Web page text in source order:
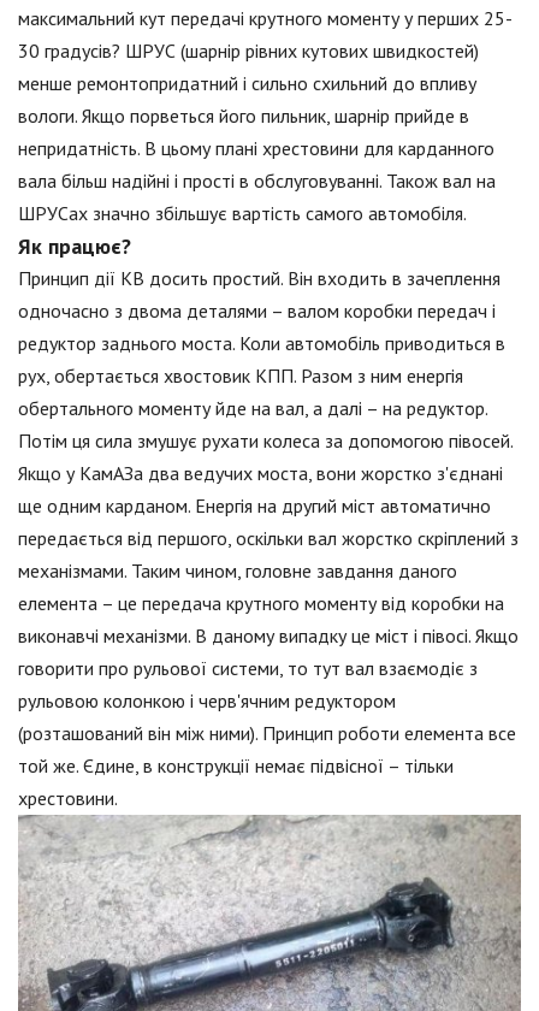
максимальний кут передачі крутного моменту у перших 25-
30 градусів? ШРУС (шарнір рівних кутових швидкостей)
менше ремонтопридатний і сильно схильний до впливу
вологи. Якщо порветься його пильник, шарнір прийде в
непридатність. В цьому плані хрестовини для карданного
вала більш надійні і прості в обслуговуванні. Також вал на
ШРУСах значно збільшує вартість самого автомобіля.
Як працює?
Принцип дії КВ досить простий. Він входить в зачеплення
одночасно з двома деталями – валом коробки передач і
редуктор заднього моста. Коли автомобіль приводиться в
рух, обертається хвостовик КПП. Разом з ним енергія
обертального моменту йде на вал, а далі – на редуктор.
Потім ця сила змушує рухати колеса за допомогою півосей.
Якщо у КамАЗа два ведучих моста, вони жорстко з'єднані
ще одним карданом. Енергія на другий міст автоматично
передається від першого, оскільки вал жорстко скріплений з
механізмами. Таким чином, головне завдання даного
елемента – це передача крутного моменту від коробки на
виконавчі механізми. В даному випадку це міст і півосі. Якщо
говорити про рульової системи, то тут вал взаємодіє з
рульовою колонкою і черв'ячним редуктором
(розташований він між ними). Принцип роботи елемента все
той же. Єдине, в конструкції немає підвісної – тільки
хрестовини.